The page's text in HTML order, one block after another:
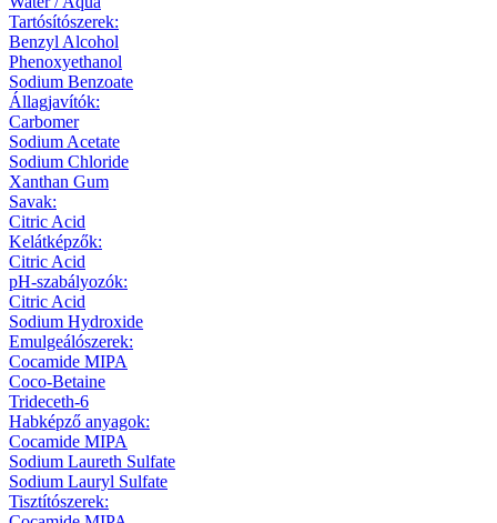
Tartósítószerek:
Benzyl Alcohol
Phenoxyethanol
Sodium Benzoate
Állagjavítók:
Carbomer
Sodium Acetate
Sodium Chloride
Xanthan Gum
Savak:
Citric Acid
Kelátképzők:
Citric Acid
pH-szabályozók:
Citric Acid
Sodium Hydroxide
Emulgeálószerek:
Cocamide MIPA
Coco-Betaine
Trideceth-6
Habképző anyagok:
Cocamide MIPA
Sodium Laureth Sulfate
Sodium Lauryl Sulfate
Tisztítószerek: